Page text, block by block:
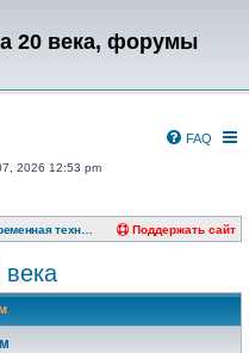
20 века, форумы
FAQ
2026 12:53 pm
Поддержать сайт